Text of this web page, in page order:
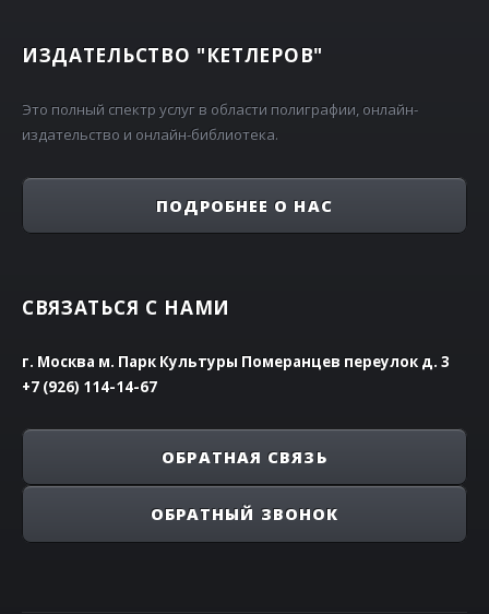
ИЗДАТЕЛЬСТВО "КЕТЛЕРОВ"
Это полный спектр услуг в области полиграфии, онлайн-
издательство и онлайн-библиотека.
ПОДРОБНЕЕ О НАС
СВЯЗАТЬСЯ С НАМИ
г. Москва м. Парк Культуры Померанцев переулок д. 3
+7 (926) 114-14-67
ОБРАТНАЯ СВЯЗЬ
ОБРАТНЫЙ ЗВОНОК